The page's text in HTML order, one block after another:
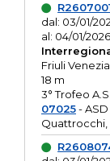
dal: 03/01/
al: 04/01/2026
Friuli
18 m
3° Trofeo
07025- ASD
Quattrocchi,